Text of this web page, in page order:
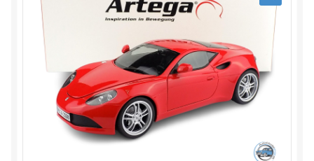
menu
🔍